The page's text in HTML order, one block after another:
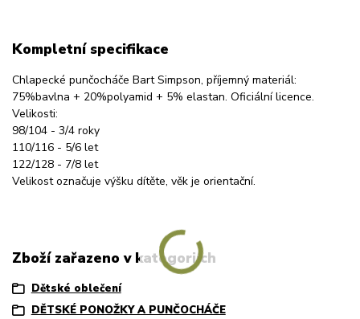
Kompletní specifikace
Chlapecké punčocháče Bart Simpson, příjemný materiál:
75%bavlna + 20%polyamid + 5% elastan. Oficiální licence.
Velikosti:
98/104 - 3/4 roky
110/116 - 5/6 let
122/128 - 7/8 let
Velikost označuje výšku dítěte, věk je orientační.
Zboží zařazeno v kategoriích
Dětské oblečení
DĚTSKÉ PONOŽKY A PUNČOCHÁČE